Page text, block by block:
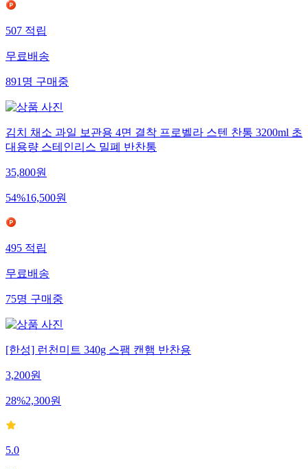
507적립
무료배송
891명구매중
김치 채소 과일 보관용 4면 결착 프로벨라 스텐 찬통 3200ml 초
대용량 스테인리스 밀폐 반찬통
35,800원
54%16,500원
495적립
무료배송
75명구매중
[한성] 런천미트 340g 스팸 캔햄 반찬용
3,200원
28%2,300원
5.0